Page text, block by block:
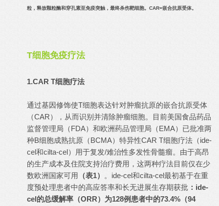
粒，释放颗粒酶和穿孔素至免疫突触，最终杀伤靶细胞。CAR=嵌合抗原受体。
T细胞免疫疗法
1.CAR T细胞疗法
通过基因修饰使T细胞表达针对肿瘤抗原的嵌合抗原受体
（CAR），从而识别并清除肿瘤细胞。目前美国食品药品
监督管理局（FDA）和欧洲药品管理局（EMA）已批准两
种B细胞成熟抗原（BCMA）特异性CAR T细胞疗法（ide-
cel和cilta-cel）用于复发/难治性多发性骨髓瘤。由于高昂
的生产成本及住院支持治疗费用，这两种疗法目前仅在少
数欧洲国家可用
（表1）
。ide-cel和cilta-cel最初基于在重
度预处理患者中的高应答率和长无进展生存期获批 ：ide-
cel的总缓解率（ORR）为128例患者中的73.4%（94